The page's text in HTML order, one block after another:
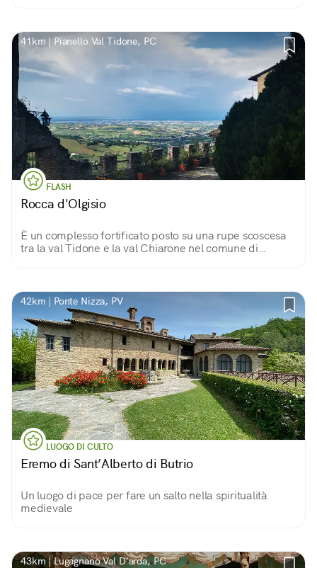
41km | Pianello Val Tidone, PC
FLASH
Rocca d'Olgisio
È un complesso fortificato posto su una rupe scoscesa
tra la val Tidone e la val Chiarone nel comune di
42km | Ponte Nizza, PV
LUOGO DI CULTO
Eremo di Sant’Alberto di Butrio
Un luogo di pace per fare un salto nella spiritualità
medievale
43km | Lugagnano Val D'arda, PC